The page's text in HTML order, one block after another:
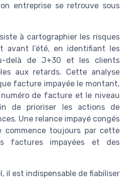
entreprise se retrouve sous
à cartographier les risques
avant l’été, en identifiant les
delà de J+30 et les clients
aux retards. Cette analyse
facture impayée le montant,
numéro de facture et le niveau
de prioriser les actions de
Une relance impayé congés
commence toujours par cette
factures impayées et des
il est indispensable de fiabiliser